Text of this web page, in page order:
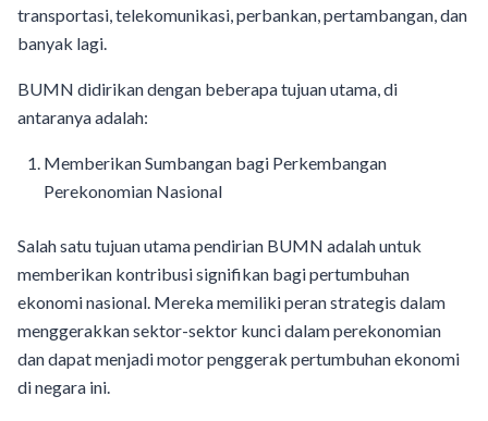
transportasi, telekomunikasi, perbankan, pertambangan, dan
banyak lagi.
BUMN didirikan dengan beberapa tujuan utama, di
antaranya adalah:
Memberikan Sumbangan bagi Perkembangan
Perekonomian Nasional
Salah satu tujuan utama pendirian BUMN adalah untuk
memberikan kontribusi signifikan bagi pertumbuhan
ekonomi nasional. Mereka memiliki peran strategis dalam
menggerakkan sektor-sektor kunci dalam perekonomian
dan dapat menjadi motor penggerak pertumbuhan ekonomi
di negara ini.